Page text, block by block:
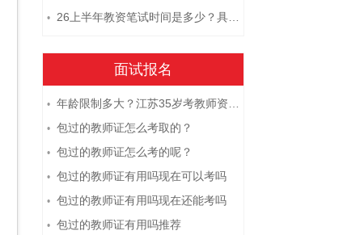
• 26上半年教资笔试时间是多少？具体安排表一览
面试报名
• 年龄限制多大？江苏35岁考教师资格证晚吗？
• 包过的教师证怎么考取的？
• 包过的教师证怎么考的呢？
• 包过的教师证有用吗现在可以考吗
• 包过的教师证有用吗现在还能考吗
• 包过的教师证有用吗推荐